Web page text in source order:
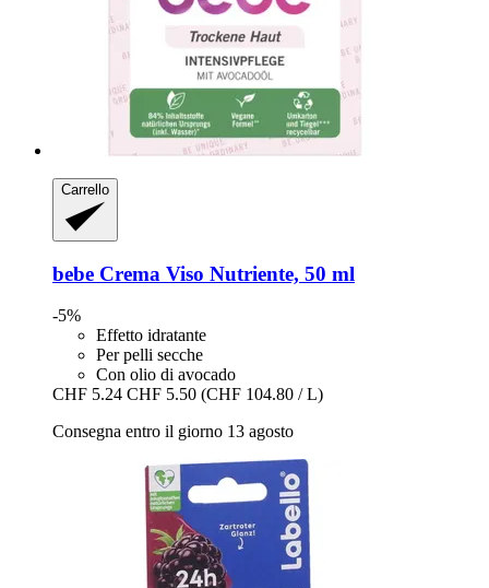
Carrello
bebe Crema Viso Nutriente, 50 ml
-5%
Effetto idratante
Per pelli secche
Con olio di avocado
CHF 5.24 CHF 5.50 (CHF 104.80 / L)
Consegna entro il giorno 13 agosto